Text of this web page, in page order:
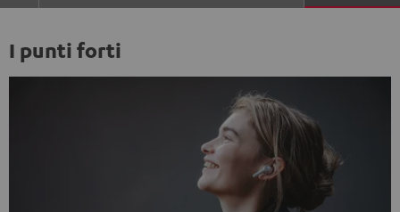
I punti forti